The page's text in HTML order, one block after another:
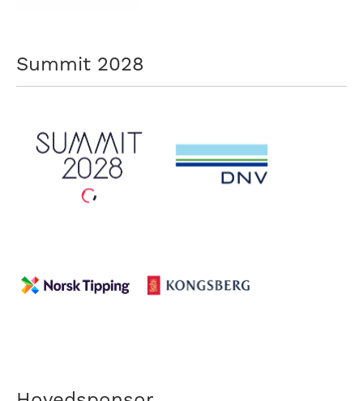
Summit 2028